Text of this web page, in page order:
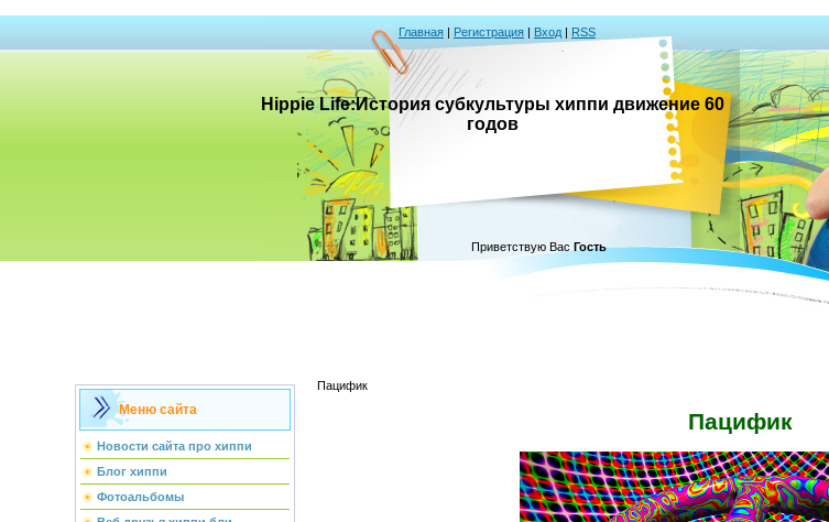
Главная Регистрация Вход RSS
Hippie Life:История субкультуры хиппи движение 60
годов
Приветствую Вас Гость
Меню сайта
Новости сайта про хиппи
Блог хиппи
Фотоальбомы
Пацифик
Пацифик